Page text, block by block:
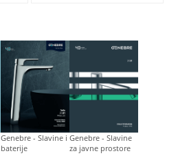
Genebre - Slavine i
baterije
Genebre - Slavine
za javne prostore